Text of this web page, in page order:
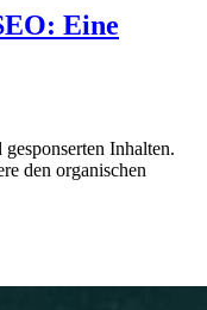
Eine
Inhalten.
den organischen